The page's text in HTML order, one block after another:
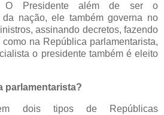
O Presidente além de ser o
da nação, ele também governa no
assinando decretos, fazendo
na República parlamentarista,
o presidente também é eleito
parlamentarista?
dois tipos de Repúblicas